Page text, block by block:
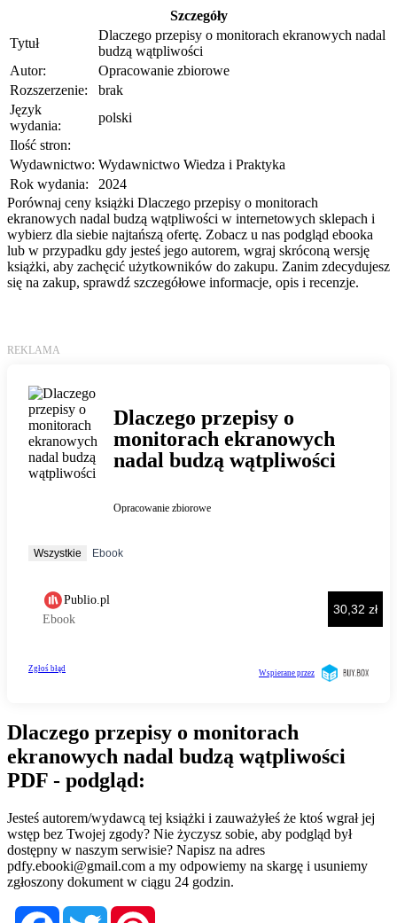
Szczegóły
Tytuł
Dlaczego przepisy o monitorach ekranowych nadal
budzą wątpliwości
Autor:
Opracowanie zbiorowe
Rozszerzenie:
brak
Język
wydania:
polski
Ilość stron:
Wydawnictwo: Wydawnictwo Wiedza i Praktyka
Rok wydania:
2024
Porównaj ceny książki Dlaczego przepisy o monitorach
ekranowych nadal budzą wątpliwości w internetowych sklepach i
wybierz dla siebie najtańszą ofertę. Zobacz u nas podgląd ebooka
lub w przypadku gdy jesteś jego autorem, wgraj skróconą wersję
książki, aby zachęcić użytkowników do zakupu. Zanim zdecydujesz
się na zakup, sprawdź szczegółowe informacje, opis i recenzje.
Dlaczego przepisy o monitorach
ekranowych nadal budzą wątpliwości
PDF - podgląd:
Jesteś autorem/wydawcą tej książki i zauważyłeś że ktoś wgrał jej
wstęp bez Twojej zgody? Nie życzysz sobie, aby podgląd był
dostępny w naszym serwisie? Napisz na adres
pdfy.ebooki@gmail.com a my odpowiemy na skargę i usuniemy
zgłoszony dokument w ciągu 24 godzin.
FacebookTwitter